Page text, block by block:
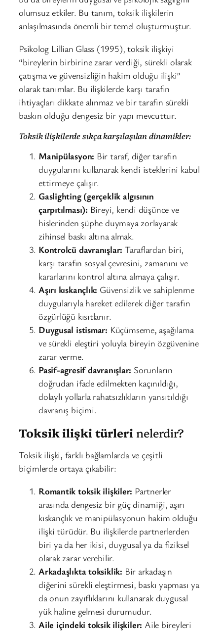
olumsuz etkiler. Bu tanım, toksik ilişkilerin
anlaşılmasında önemli bir temel oluşturmuştur.
Psikolog Lillian Glass (1995), toksik ilişkiyi
“bireylerin birbirine zarar verdiği, sürekli olarak
çatışma ve güvensizliğin hakim olduğu ilişki”
olarak tanımlar. Bu ilişkilerde karşı tarafın
ihtiyaçları dikkate alınmaz ve bir tarafın sürekli
baskın olduğu dengesiz bir yapı mevcuttur.
Toksik ilişkilerde sıkça karşılaşılan dinamikler:
Manipülasyon: Bir taraf, diğer tarafın
duygularını kullanarak kendi isteklerini kabul
ettirmeye çalışır.
Gaslighting (gerçeklik algısının
çarpıtılması): Bireyi, kendi düşünce ve
hislerinden şüphe duymaya zorlayarak
zihinsel baskı altına almak.
Kontrolcü davranışlar: Taraflardan biri,
karşı tarafın sosyal çevresini, zamanını ve
kararlarını kontrol altına almaya çalışır.
Aşırı kıskançlık: Güvensizlik ve sahiplenme
duygularıyla hareket edilerek diğer tarafın
özgürlüğü kısıtlanır.
Duygusal istismar: Küçümseme, aşağılama
ve sürekli eleştiri yoluyla bireyin özgüvenine
zarar verme.
Pasif-agresif davranışlar: Sorunların
doğrudan ifade edilmekten kaçınıldığı,
dolaylı yollarla rahatsızlıkların yansıtıldığı
davranış biçimi.
Toksik ilişki türleri nelerdir?
Toksik ilişki, farklı bağlamlarda ve çeşitli
biçimlerde ortaya çıkabilir:
Romantik toksik ilişkiler: Partnerler
arasında dengesiz bir güç dinamiği, aşırı
kıskançlık ve manipülasyonun hakim olduğu
ilişki türüdür. Bu ilişkilerde partnerlerden
biri ya da her ikisi, duygusal ya da fiziksel
olarak zarar verebilir.
Arkadaşlıkta toksiklik: Bir arkadaşın
diğerini sürekli eleştirmesi, baskı yapması ya
da onun zayıflıklarını kullanarak duygusal
yük haline gelmesi durumudur.
Aile içindeki toksik ilişkiler: Aile bireyleri